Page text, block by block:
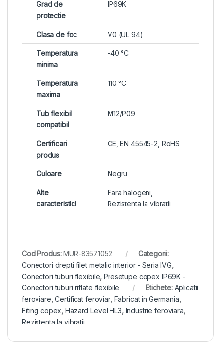
Grad de
protectie
IP69K
Clasa de foc V0 (UL 94)
Temperatura
minima
-40 °C
Temperatura
maxima
110 °C
Tub flexibil
compatibil
M12/P09
Certificari
produs
CE, EN 45545-2, RoHS
Culoare Negru
Alte
caracteristici
Fara halogeni,
Rezistenta la vibratii
Cod Produs:MUR-83571052
Categorii:
Conectori drepti filet metalic interior - Seria IVG,
Conectori tuburi flexibile,Presetupe copex IP69K -
Conectori tuburi riflate flexibile
Etichete: Aplicatii
feroviare,Certificat feroviar, Fabricat in Germania,
Fiting copex,Hazard Level HL3, Industrie feroviara,
Rezistenta la vibratii